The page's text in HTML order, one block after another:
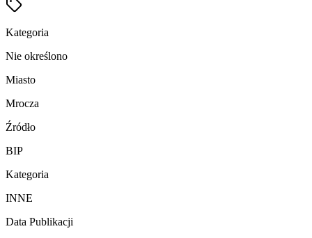
Kategoria
Nie określono
Miasto
Mrocza
Źródło
BIP
Kategoria
INNE
Data Publikacji